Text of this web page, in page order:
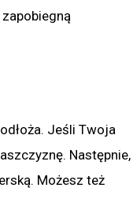
Jeśli Twoja
Następnie,
Możesz też